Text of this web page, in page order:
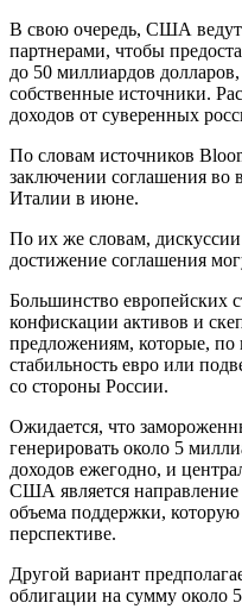
В свою очередь, США
партнерами, чтобы
до 50 миллиардов
собственные источники.
доходов от суверенных
По словам источников
заключении соглашения во
Италии в июне.
По их же словам,
достижение соглашения
Большинство европейских
конфискации активов и
предложениям, которые,
стабильность евро или
со стороны России.
Ожидается, что
генерировать около 5
доходов ежегодно, и
США является направление
объема поддержки,
перспективе.
Другой вариант
облигации на сумму около